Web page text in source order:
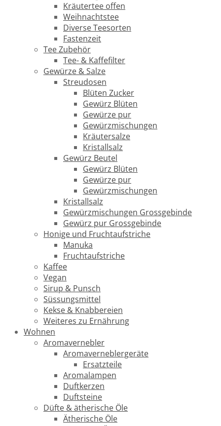
Kräutertee offen
Weihnachtstee
Diverse Teesorten
Fastenzeit
Tee Zubehör
Tee- & Kaffefilter
Gewürze & Salze
Streudosen
Blüten Zucker
Gewürz Blüten
Gewürze pur
Gewürzmischungen
Kräutersalze
Kristallsalz
Gewürz Beutel
Gewürz Blüten
Gewürze pur
Gewürzmischungen
Kristallsalz
Gewürzmischungen Grossgebinde
Gewürz pur Grossgebinde
Honige und Fruchtaufstriche
Manuka
Fruchtaufstriche
Kaffee
Vegan
Sirup & Punsch
Süssungsmittel
Kekse & Knabbereien
Weiteres zu Ernährung
Wohnen
Aromavernebler
Aromaverneblergeräte
Ersatzteile
Aromalampen
Duftkerzen
Duftsteine
Düfte & ätherische Öle
Ätherische Öle